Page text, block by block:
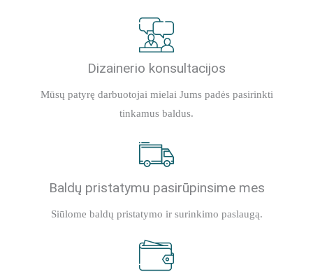
Dizainerio konsultacijos
Mūsų patyrę darbuotojai mielai Jums padės pasirinkti
tinkamus baldus.
Baldų pristatymu pasirūpinsime mes
Siūlome baldų pristatymo ir surinkimo paslaugą.